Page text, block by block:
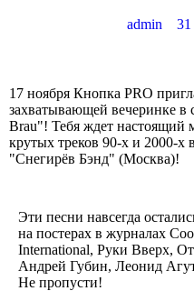
admin 31
17 ноября Кнопка PRO
захватывающей вечеринке в
Brau"! Тебя ждет
крутых треков 90-х и 2000-
"Снегирёв Бэнд" (Москва)!
Эти песни навсегда
на постерах в журналах
International, Руки Вверх,
Андрей Губин, Леонид
Не пропусти!